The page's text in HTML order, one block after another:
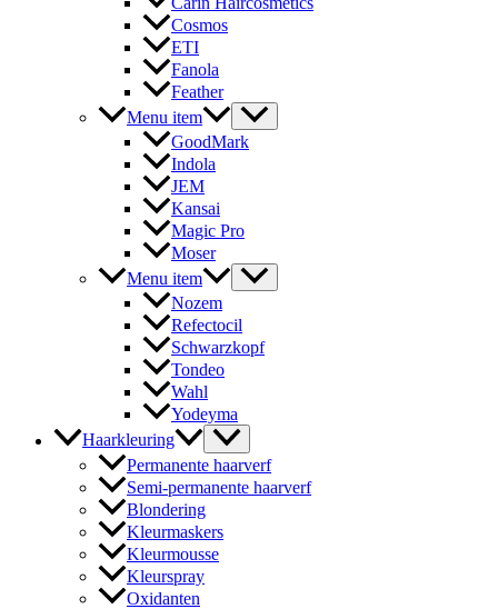
Cosmos
ETI
Fanola
Feather
Menu item
GoodMark
Indola
JEM
Kansai
Magic Pro
Moser
Menu item
Nozem
Refectocil
Schwarzkopf
Tondeo
Wahl
Yodeyma
Haarkleuring
Permanente haarverf
Semi-permanente haarverf
Blondering
Kleurmaskers
Kleurmousse
Kleurspray
Oxidanten